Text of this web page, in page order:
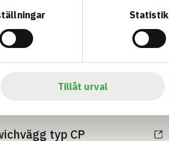
Statistik
Tillåt urval
Information ej lämnad
– EPD Information ej lämnad
typ CP